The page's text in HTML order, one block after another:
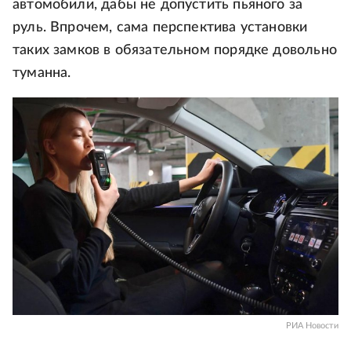
автомобили, дабы не допустить пьяного за
руль. Впрочем, сама перспектива установки
таких замков в обязательном порядке довольно
туманна.
РИА Новости